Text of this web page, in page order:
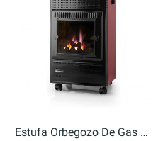
Estufa Orbegozo De Gas Butano Llama Azul...